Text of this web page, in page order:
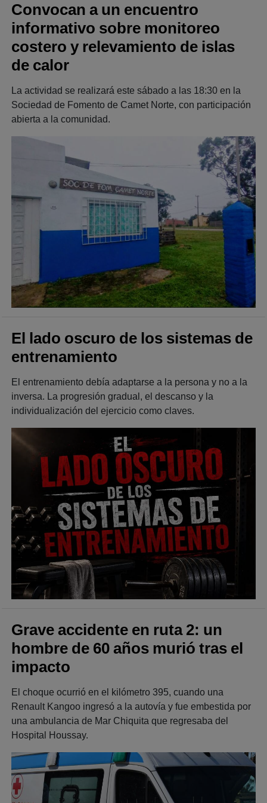
Convocan a un encuentro
informativo sobre monitoreo
costero y relevamiento de islas
de calor
La actividad se realizará este sábado a las 18:30 en la
Sociedad de Fomento de Camet Norte, con participación
abierta a la comunidad.
El lado oscuro de los sistemas de
entrenamiento
El entrenamiento debía adaptarse a la persona y no a la
inversa. La progresión gradual, el descanso y la
individualización del ejercicio como claves.
Grave accidente en ruta 2: un
hombre de 60 años murió tras el
impacto
El choque ocurrió en el kilómetro 395, cuando una
Renault Kangoo ingresó a la autovía y fue embestida por
una ambulancia de Mar Chiquita que regresaba del
Hospital Houssay.